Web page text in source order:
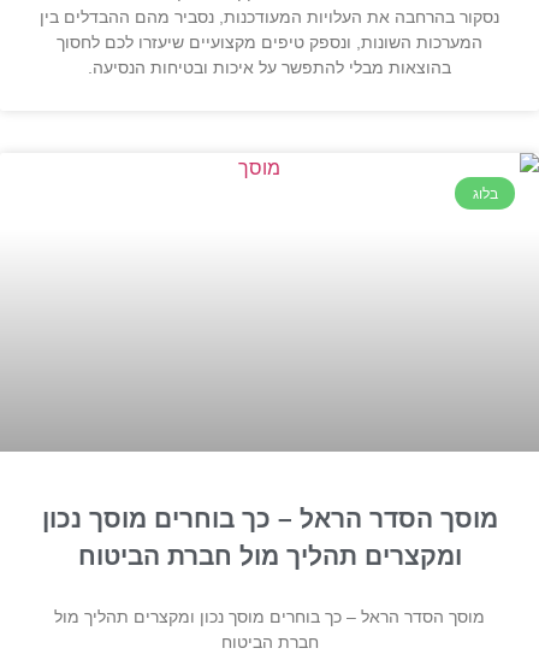
נסקור בהרחבה את העלויות המעודכנות, נסביר מהם ההבדלים בין
המערכות השונות, ונספק טיפים מקצועיים שיעזרו לכם לחסוך
בהוצאות מבלי להתפשר על איכות ובטיחות הנסיעה.
בלוג
מוסך הסדר הראל – כך בוחרים מוסך נכון
ומקצרים תהליך מול חברת הביטוח
מוסך הסדר הראל – כך בוחרים מוסך נכון ומקצרים תהליך מול
חברת הביטוח